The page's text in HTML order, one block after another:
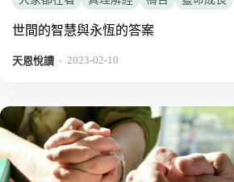
世間的智慧與永恆的答案
天恩悅讀 ． 2023-02-10